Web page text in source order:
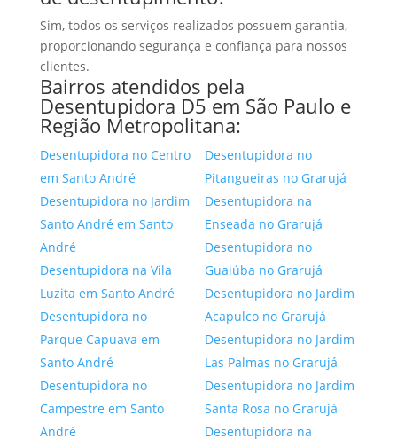
Sim, todos os serviços realizados possuem garantia,
proporcionando segurança e confiança para nossos
clientes.
Bairros atendidos pela
Desentupidora D5 em São Paulo e
Região Metropolitana:
Desentupidora no Centro
em Santo André
Desentupidora no Jardim
Santo André em Santo
André
Desentupidora na Vila
Luzita em Santo André
Desentupidora no
Parque Capuava em
Santo André
Desentupidora no
Campestre em Santo
André
Desentupidora no
Pitangueiras no Grarujá
Desentupidora na
Enseada no Grarujá
Desentupidora no
Guaiúba no Grarujá
Desentupidora no Jardim
Acapulco no Grarujá
Desentupidora no Jardim
Las Palmas no Grarujá
Desentupidora no Jardim
Santa Rosa no Grarujá
Desentupidora na